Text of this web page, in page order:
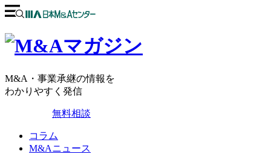
M&A・事業承継の情報を
わかりやすく発信
無料相談
コラム
M&Aニュース